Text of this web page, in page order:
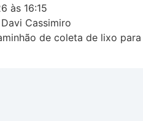
às 16:15
Cassimiro
de coleta de lixo para